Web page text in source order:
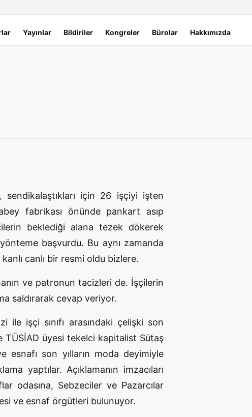
Yayınlar Bildiriler Kongreler Bürolar Hakkımızda
sendikalaştıkları için 26 işçiyi işten
fabrikası önünde pankart asıp
beklediği alana tezek dökerek
başvurdu. Bu aynı zamanda
canlı bir resmi oldu bizlere.
ve patronun tacizleri de. İşçilerin
saldırarak cevap veriyor.
ile işçi sınıfı arasındaki çelişki son
TÜSİAD üyesi tekelci kapitalist Sütaş
esnafı son yılların moda deyimiyle
yaptılar. Açıklamanın imzacıları
odasına, Sebzeciler ve Pazarcılar
ve esnaf örgütleri bulunuyor.